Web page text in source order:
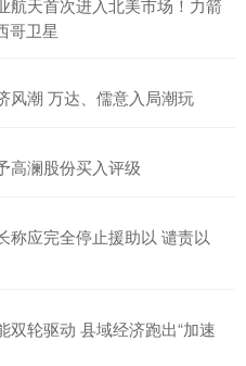
航天首次进入北美市场！力箭
哥卫星
风潮 万达、儒意入局潮玩
高澜股份买入评级
称应完全停止援助以 谴责以
双轮驱动 县域经济跑出“加速